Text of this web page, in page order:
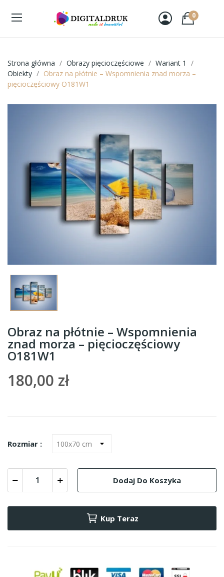
0
Strona główna Obrazy pięcioczęściowe
Wariant 1
Obiekty
Obraz na płótnie – Wspomnienia znad morza –
pięcioczęściowy O181W1
Obraz na płótnie – Wspomnienia
znad morza – pięcioczęściowy
O181W1
180,00 zł
Rozmiar :
Dodaj Do Koszyka
Kup Teraz